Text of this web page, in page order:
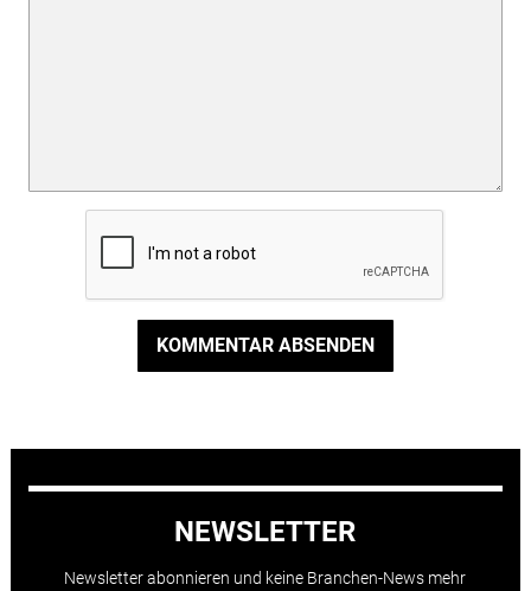
KOMMENTAR ABSENDEN
NEWSLETTER
Newsletter abonnieren und keine Branchen-News mehr